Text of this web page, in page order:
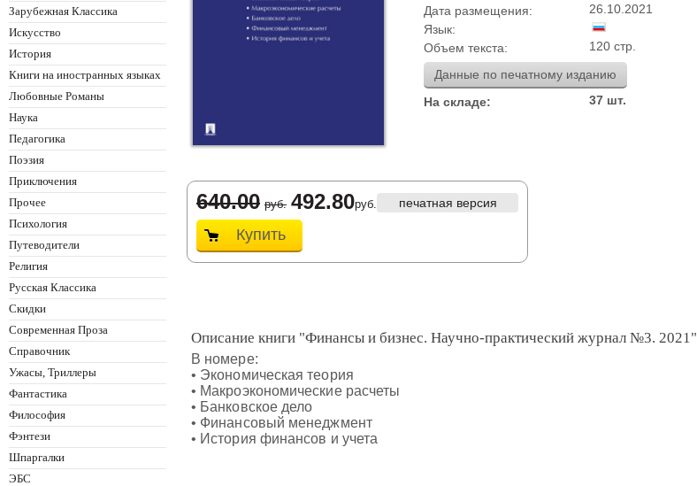
Зарубежная Классика
Искусство
История
Книги на иностранных языках
Любовные Романы
Наука
Педагогика
Поэзия
Приключения
Прочее
Психология
Путеводители
Религия
Русская Классика
Скидки
Современная Проза
Справочник
Ужасы, Триллеры
Фантастика
Философия
Фэнтези
Шпаргалки
ЭБС
Дата размещения:
26.10.2021
Язык:
Объем текста:
120 стр.
Данные по печатному изданию
На складе:
37 шт.
640.00 руб. 492.80руб. печатная версия
Купить
Описание книги "Финансы и бизнес. Научно-практический журнал №3. 2021"
В номере:
• Экономическая теория
• Макроэкономические расчеты
• Банковское дело
• Финансовый менеджмент
• История финансов и учета